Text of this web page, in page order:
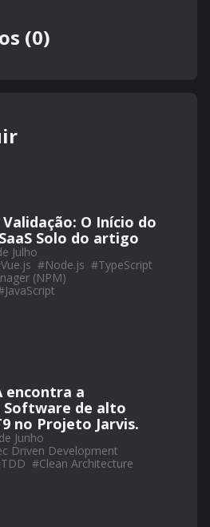
(0)
O Início do
Solo do artigo
Julho
Vue.js #Node.js #TypeScript
(NPM)
JavaScript
encontra a
Software de alto
no Projeto Jarvis.
Junho
Driven Development
TDD #Clean Architecture